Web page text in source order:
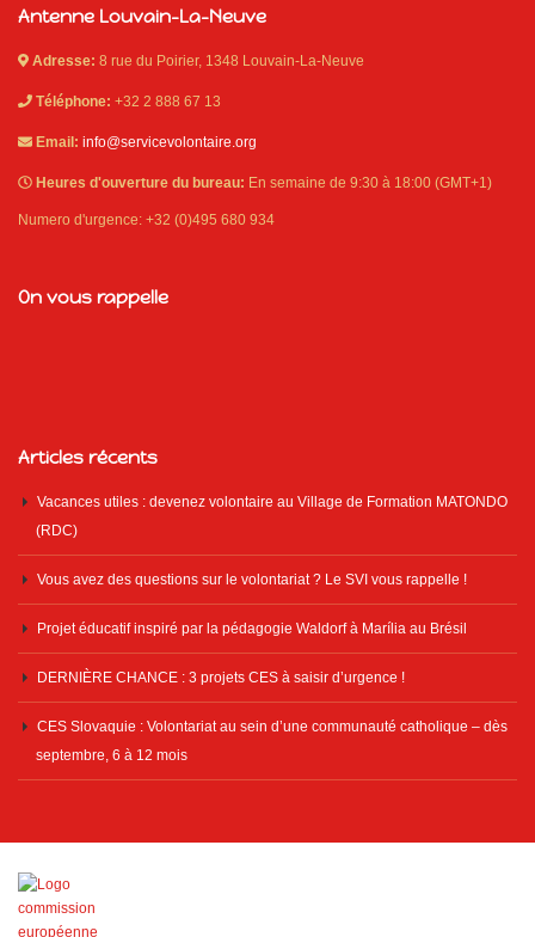
Antenne Louvain-La-Neuve
Adresse: 8 rue du Poirier, 1348 Louvain-La-Neuve
Téléphone: +32 2 888 67 13
Email: info@servicevolontaire.org
Heures d'ouverture du bureau: En semaine de 9:30 à 18:00 (GMT+1)
Numero d'urgence: +32 (0)495 680 934
On vous rappelle
Articles récents
Vacances utiles : devenez volontaire au Village de Formation MATONDO
(RDC)
Vous avez des questions sur le volontariat ? Le SVI vous rappelle !
Projet éducatif inspiré par la pédagogie Waldorf à Marília au Brésil
DERNIÈRE CHANCE : 3 projets CES à saisir d’urgence !
CES Slovaquie : Volontariat au sein d’une communauté catholique – dès
septembre, 6 à 12 mois